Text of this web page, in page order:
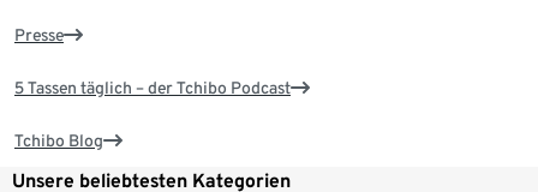
Presse
5 Tassen täglich – der Tchibo Podcast
Tchibo Blog
Unsere beliebtesten Kategorien